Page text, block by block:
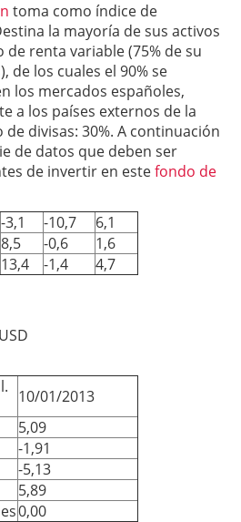
toma como índice de
la mayoría de sus activos
renta variable (75% de su
de los cuales el 90% se
los mercados españoles,
a los países externos de la
de divisas: 30%. A continuación
de datos que deben ser
de invertir en estefondo de
-3,1 -10,7
6,1
8,5 -0,6
1,6
13,4 -1,4 4,7
10/01/2013
5,09
-1,91
-5,13
5,89
0,00